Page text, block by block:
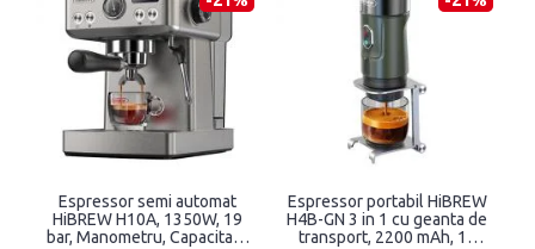
Espressor semi automat
HiBREW H10A, 1350W, 19
bar, Manometru, Capacitate
Espressor portabil HiBREW
H4B-GN 3 in 1 cu geanta de
transport, 2200 mAh, 15